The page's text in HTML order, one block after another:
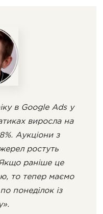
в Google Ads у
виросла на
Аукціони з
ростуть
раніше це
то тепер маємо
понеділок із